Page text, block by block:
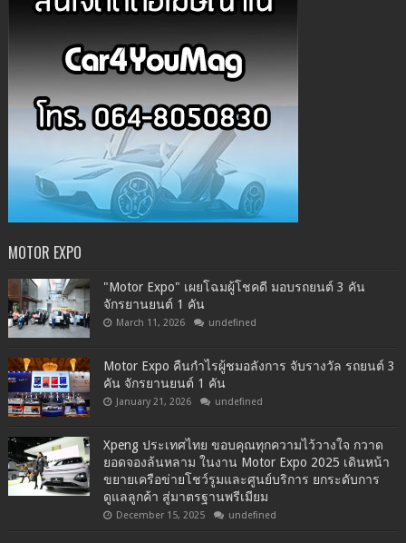
MOTOR EXPO
"Motor Expo" เผยโฉมผู้โชคดี มอบรถยนต์ 3 คัน
จักรยานยนต์ 1 คัน
March 11, 2026 undefined
Motor Expo คืนกำไรผู้ชมอลังการ จับรางวัล รถยนต์ 3
คัน จักรยานยนต์ 1 คัน
January 21, 2026 undefined
Xpeng ประเทศไทย ขอบคุณทุกความไว้วางใจ กวาด
ยอดจองล้นหลาม ในงาน Motor Expo 2025 เดินหน้า
ขยายเครือข่ายโชว์รูมและศูนย์บริการ ยกระดับการ
ดูแลลูกค้า สู่มาตรฐานพรีเมียม
December 15, 2025 undefined